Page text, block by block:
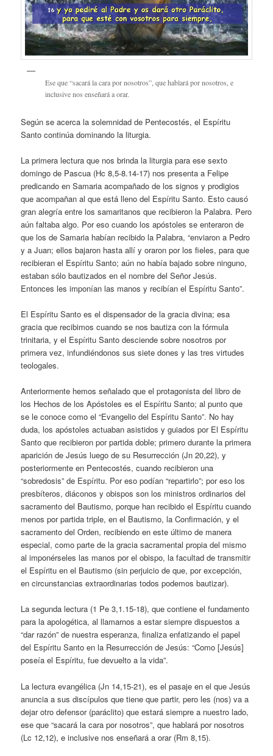
Ese que “sacará la cara por nosotros”, que hablará por nosotros, e
inclusive nos enseñará a orar.
Según se acerca la solemnidad de Pentecostés, el Espíritu
Santo continúa dominando la liturgia.
La primera lectura que nos brinda la liturgia para ese sexto
domingo de Pascua (Hc 8,5-8.14-17) nos presenta a Felipe
predicando en Samaria acompañado de los signos y prodigios
que acompañan al que está lleno del Espíritu Santo. Esto causó
gran alegría entre los samaritanos que recibieron la Palabra. Pero
aún faltaba algo. Por eso cuando los apóstoles se enteraron de
que los de Samaria habían recibido la Palabra, “enviaron a Pedro
y a Juan; ellos bajaron hasta allí y oraron por los fieles, para que
recibieran el Espíritu Santo; aún no había bajado sobre ninguno,
estaban sólo bautizados en el nombre del Señor Jesús.
Entonces les imponían las manos y recibían el Espíritu Santo”.
El Espíritu Santo es el dispensador de la gracia divina; esa
gracia que recibimos cuando se nos bautiza con la fórmula
trinitaria, y el Espíritu Santo desciende sobre nosotros por
primera vez, infundiéndonos sus siete dones y las tres virtudes
teologales.
Anteriormente hemos señalado que el protagonista del libro de
los Hechos de los Apóstoles es el Espíritu Santo; al punto que
se le conoce como el “Evangelio del Espíritu Santo”. No hay
duda, los apóstoles actuaban asistidos y guiados por El Espíritu
Santo que recibieron por partida doble; primero durante la primera
aparición de Jesús luego de su Resurrección (Jn 20,22), y
posteriormente en Pentecostés, cuando recibieron una
“sobredosis” de Espíritu. Por eso podían “repartirlo”; por eso los
presbíteros, diáconos y obispos son los ministros ordinarios del
sacramento del Bautismo, porque han recibido el Espíritu cuando
menos por partida triple, en el Bautismo, la Confirmación, y el
sacramento del Orden, recibiendo en este último de manera
especial, como parte de la gracia sacramental propia del mismo
al imponérseles las manos por el obispo, la facultad de transmitir
el Espíritu en el Bautismo (sin perjuicio de que, por excepción,
en circunstancias extraordinarias todos podemos bautizar).
La segunda lectura (1 Pe 3,1.15-18), que contiene el fundamento
para la apologética, al llamarnos a estar siempre dispuestos a
“dar razón” de nuestra esperanza, finaliza enfatizando el papel
del Espíritu Santo en la Resurrección de Jesús: “Como [Jesús]
poseía el Espíritu, fue devuelto a la vida”.
La lectura evangélica (Jn 14,15-21), es el pasaje en el que Jesús
anuncia a sus discípulos que tiene que partir, pero les (nos) va a
dejar otro defensor (paráclito) que estará siempre a nuestro lado,
ese que “sacará la cara por nosotros”, que hablará por nosotros
(Lc 12,12), e inclusive nos enseñará a orar (Rm 8,15).